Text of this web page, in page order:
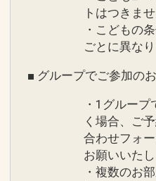
トはつきませ
・こどもの
ごとに異なり
■ グループでご参加の
・1グルー
く場合、ご
合わせフォ
お願いいたし
・複数のお